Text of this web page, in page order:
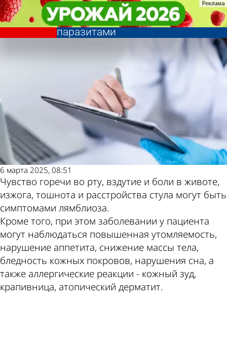
Врач: Горечь во рту может быть
признаком заражения
паразитами
Общество
6 марта 2025, 08:51
Чувство горечи во рту, вздутие и боли в животе,
изжога, тошнота и расстройства стула могут быть
симптомами лямблиоза.
Кроме того, при этом заболевании у пациента
могут наблюдаться повышенная утомляемость,
нарушение аппетита, снижение массы тела,
бледность кожных покровов, нарушения сна, а
также аллергические реакции - кожный зуд,
крапивница, атопический дерматит.
Врач: Горечь во рту может быть
признаком заражения
паразитами
Общество
Другие новости
по теме
Погода и курсы
валют в Пензе